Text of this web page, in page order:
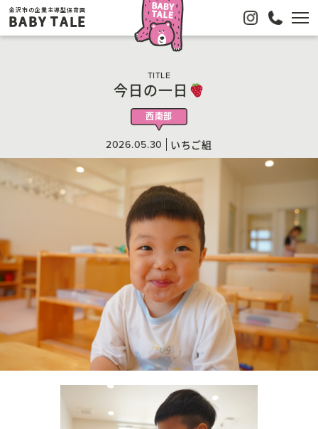
金沢市の企業主導型保育園
BABY TALE
TITLE
今日の一日
西南部
2026.05.30 いちご組